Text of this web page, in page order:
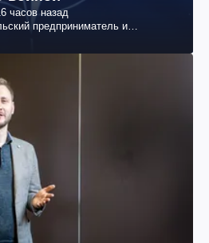
часов назад
предприниматель и